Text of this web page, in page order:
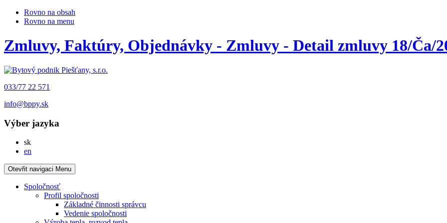
Rovno na obsah
Rovno na menu
Zmluvy, Faktúry, Objednávky - Zmluvy - Detail zmluvy 18/Ča/
033/77 22 571
info@bppy.sk
Výber jazyka
skSlovensky
en
Otevřit navigaci Menu
Spoločnosť
Profil spoločnosti
Základné činnosti správcu
Vedenie spoločnosti